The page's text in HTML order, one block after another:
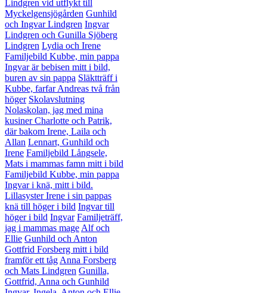
Lindgren vid utflykt till
Myckelgensjögården Gunhild
och Ingvar Lindgren Ingvar
Lindgren och Gunilla Sjöberg
Lindgren Lydia och Irene
Familjebild Kubbe, min pappa
Ingvar är bebisen mitt i bild,
buren av sin pappa Släktträff i
Kubbe, farfar Andreas två från
höger Skolavslutning
Nolaskolan, jag med mina
kusiner Charlotte och Patrik,
där bakom Irene, Laila och
Allan Lennart, Gunhild och
Irene Familjebild Långsele,
Mats i mammas famn mitt i bild
Familjebild Kubbe, min pappa
Ingvar i knä, mitt i bild.
Lillasyster Irene i sin pappas
knä till höger i bild Ingvar till
höger i bild Ingvar Familjeträff,
jag i mammas mage Alf och
Ellie Gunhild och Anton
Gottfrid Forsberg mitt i bild
framför ett tåg Anna Forsberg
och Mats Lindgren Gunilla,
Gottfrid, Anna och Gunhild